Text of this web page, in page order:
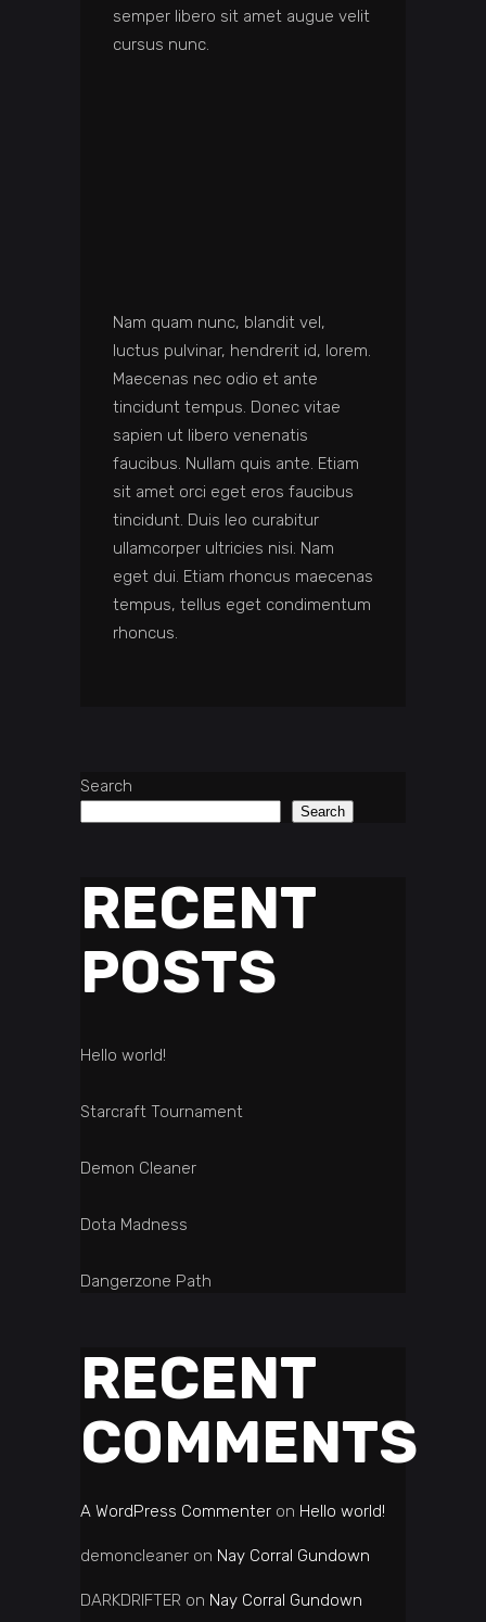
semper libero sit amet augue velit
cursus nunc.
Nam quam nunc, blandit vel,
luctus pulvinar, hendrerit id, lorem.
Maecenas nec odio et ante
tincidunt tempus. Donec vitae
sapien ut libero venenatis
faucibus. Nullam quis ante. Etiam
sit amet orci eget eros faucibus
tincidunt. Duis leo curabitur
ullamcorper ultricies nisi. Nam
eget dui. Etiam rhoncus maecenas
tempus, tellus eget condimentum
rhoncus.
Search
Search
RECENT
POSTS
Hello world!
Starcraft Tournament
Demon Cleaner
Dota Madness
Dangerzone Path
RECENT
COMMENTS
A WordPress Commenter on Hello world!
demoncleaner on Nay Corral Gundown
DARKDRIFTER on Nay Corral Gundown